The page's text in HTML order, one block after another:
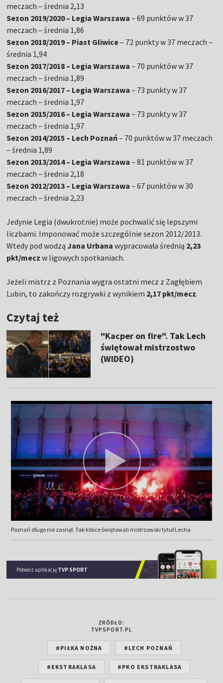
meczach – średnia 2,13
Sezon 2019/2020 – Legia Warszawa – 69 punktów w 37
meczach – średnia 1,86
Sezon 2018/2019 – Piast Gliwice– 72 punkty w 37 meczach –
średnia 1,94
Sezon 2017/2018 – Legia Warszawa – 70 punktów w 37
meczach – średnia 1,89
Sezon 2016/2017 – Legia Warszawa – 73 punkty w 37
meczach – średnia 1,97
Sezon 2015/2016 – Legia Warszawa – 73 punkty w 37
meczach – średnia 1,97
Sezon 2014/2015 – Lech Poznań– 70 punktów w 37 meczach
– średnia 1,89
Sezon 2013/2014 – Legia Warszawa – 81 punktów w 37
meczach – średnia 2,18
Sezon 2012/2013 – Legia Warszawa – 67 punktów w 30
meczach – średnia 2,23
Jedynie Legia (dwukrotnie) może pochwalić się lepszymi
liczbami. Imponować może szczególnie sezon 2012/2013.
Wtedy pod wodzą Jana Urbana wypracowała średnią 2,23
pkt/mecz w ligowych spotkaniach.
Jeżeli mistrz z Poznania wygra ostatni mecz z Zagłębiem
Lubin, to zakończy rozgrywki z wynikiem 2,17 pkt/mecz.
Czytaj też
"Kacper on fire". Tak Lech
świętował mistrzostwo
(WIDEO)
Poznań długo nie zasnął. Tak kibice świętowali mistrzowski tytuł Lecha
Pobierz aplikację TVP SPORT
ŹRÓDŁO:
TVPSPORT.PL
#PIŁKA NOŻNA #LECH POZNAŃ
#EKSTRAKLASA #PKO EKSTRAKLASA